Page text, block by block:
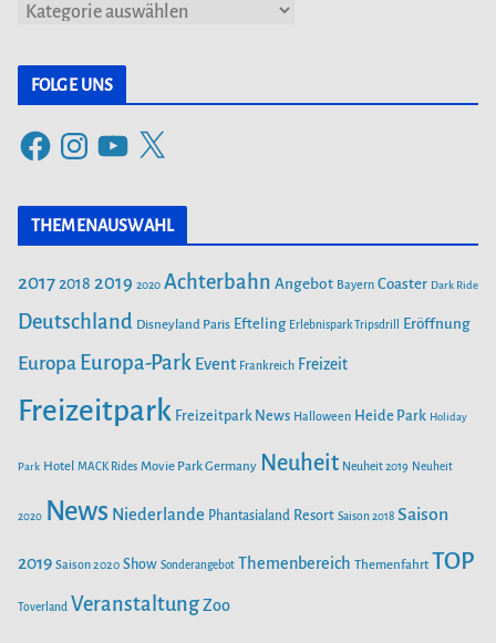
K
g
e
n
FOLGE UNS
F
c
o
o
s
t
g
r
m
Y
u
T
b
e
X
THEMENAUSWAHL
2017 2018 2019 2020 Achterbahn Angebot Bayern Coaster Dark Ride
Deutschland Disneyland Paris Efteling Erlebnispark Tripsdrill Eröffnung
Europa Europa-Park Event Frankreich Freizeit
Freizeitpark Freizeitpark News Halloween Heide Park Holiday
Park Hotel MACK Rides Movie Park Germany Neuheit Neuheit 2019 Neuheit
2020 News Niederlande Phantasialand Resort Saison 2018 Saison
2019 Saison 2020 Show Sonderangebot Themenbereich Themenfahrt TOP
Toverland VeranstaltungZoo